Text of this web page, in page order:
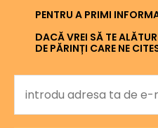
PENTRU A PRIMI
DACĂ VREI SĂ TE
DE PĂRINȚI CARE NE